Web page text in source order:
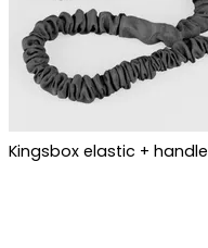
Kingsbox elastic + handle